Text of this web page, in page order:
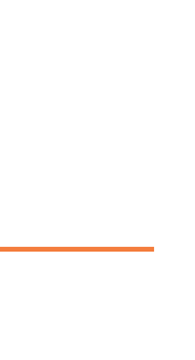
Νίκη